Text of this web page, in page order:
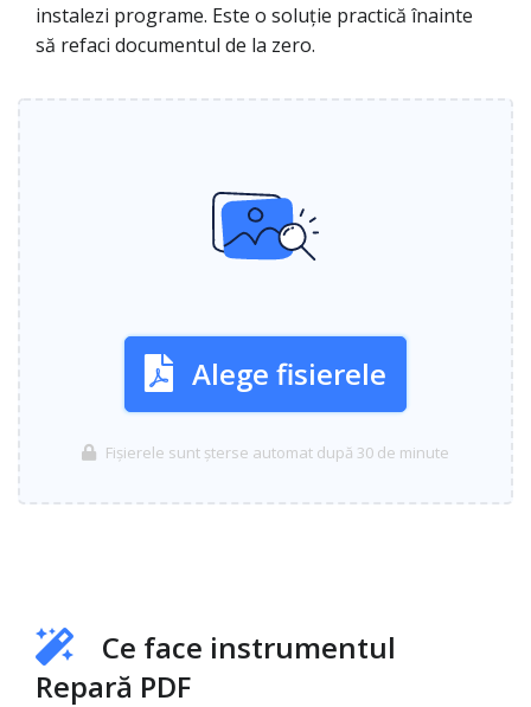
instalezi programe. Este o soluție practică înainte
să refaci documentul de la zero.
Alege fisierele
Fișierele sunt șterse automat după 30 de minute
Ce face instrumentul
Repară PDF